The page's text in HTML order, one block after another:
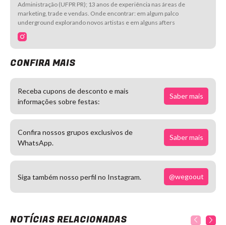
Administração (UFPR PR); 13 anos de experiência nas áreas de
marketing, trade e vendas. Onde encontrar: em algum palco
underground explorando novos artistas e em alguns afters
CONFIRA MAIS
Receba cupons de desconto e mais
informações sobre festas:
Saber mais
Confira nossos grupos exclusivos de
WhatsApp.
Saber mais
Siga também nosso perfil no Instagram. @wegoout
NOTÍCIAS RELACIONADAS